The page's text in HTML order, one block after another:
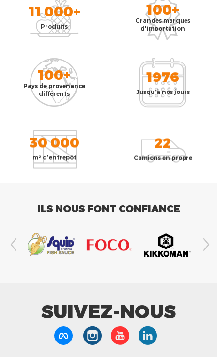
11 000+
Produits
100+
Grandes marques
d'importation
100+
Pays de provenance
différents
1976
Jusqu'à nos jours
30 000
m² d'entrepôt
22
Camions en propre
ILS NOUS FONT CONFIANCE
SUIVEZ-NOUS